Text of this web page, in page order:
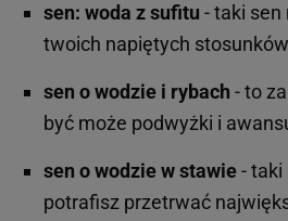
sen: woda z sufitu - taki
twoich napiętych
sen o wodzie i rybach - to
być może podwyżki i
sen o wodzie w stawie- taki
potrafisz przetrwać